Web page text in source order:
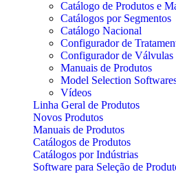
Catálogo de Produtos e
Catálogos por Segmentos
Catálogo Nacional
Configurador de
Configurador de Válvulas
Manuais de Produtos
Model Selection
Vídeos
Linha Geral de Produtos
Novos Produtos
Manuais de Produtos
Catálogos de Produtos
Catálogos por Indústrias
Software para Seleção de